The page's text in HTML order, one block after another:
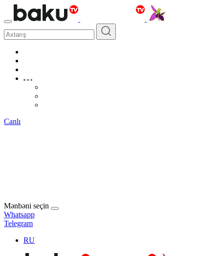
Canlı
Mənbəni seçin
Whatsapp
Telegram
RU